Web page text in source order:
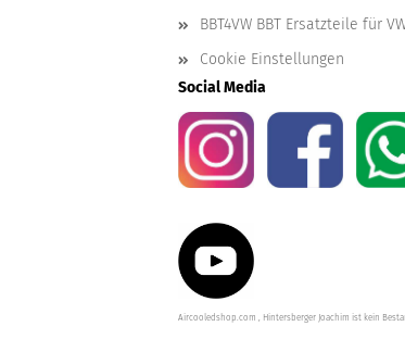
BBT4VW BBT Ersatzteile für
Cookie Einstellungen
Social Media
Aircooledshop.com , Hintersberger Joachim ist kein